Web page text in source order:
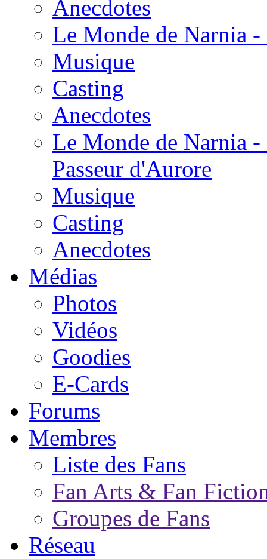
Anecdotes
Le Monde de Narnia
Musique
Casting
Anecdotes
Le Monde de Narnia
Passeur d'Aurore
Musique
Casting
Anecdotes
Médias
Photos
Vidéos
Goodies
E-Cards
Forums
Membres
Liste des Fans
Fan Arts & Fan
Groupes de Fans
Réseau